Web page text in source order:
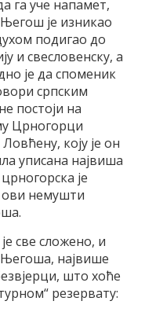
га уче напамет,
Његош је изникао
подигао до
и свесловенску, а
је да споменик
српским
постоји на
Црногорци
коју је он
уписана највиша
је
ови немушти
све сложено, и
највише
што хоће
резервату: